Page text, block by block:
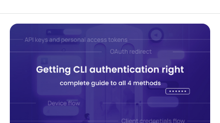
Правильная аутентификация в CLI: полный гид по
всем 4 методам